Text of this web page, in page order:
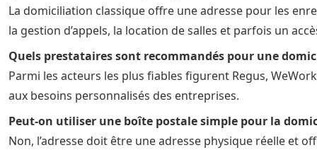
La domiciliation classique offre une adresse pour les
la gestion d’appels, la location de salles et parfois un
Quels prestataires sont recommandés pour une
Parmi les acteurs les plus fiables figurent Regus,
aux besoins personnalisés des entreprises.
Peut-on utiliser une boîte postale simple pour la
Non, l’adresse doit être une adresse physique réelle et